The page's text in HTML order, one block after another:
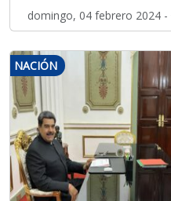
domingo, 04 febrero 2024 -
NACIÓN